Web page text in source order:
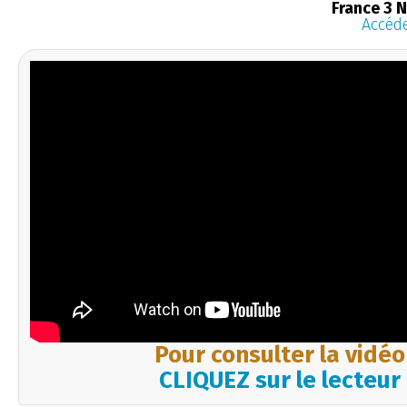
France 3
Pour consulter la vidéo
CLIQUEZ sur le lecteur